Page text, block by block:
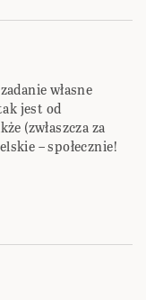
własne
jest od
(zwłaszcza za
– społecznie!